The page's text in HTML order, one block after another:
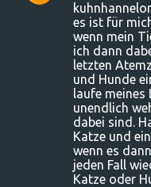
es ist für
wenn mein
ich dann
letzten
und Hunde
laufe meines
unendlich
dabei sind.
Katze und
wenn es
jeden Fall
Katze oder